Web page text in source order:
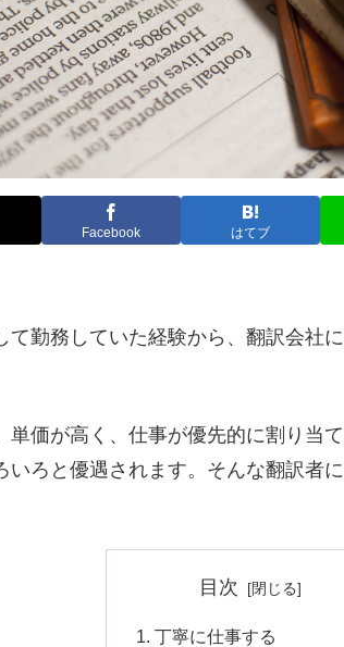
Facebook はてブ
て勤務していた経験から、翻訳会社
単価が高く、仕事が優先的に割り当
いろと優遇されます。そんな翻訳者
目次
丁寧に仕事する